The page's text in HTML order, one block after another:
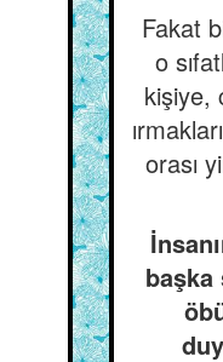
Fakat
o
kişiye,
orası